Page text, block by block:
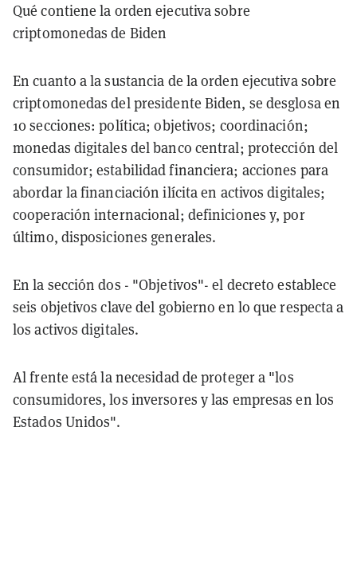
Qué contiene la orden ejecutiva sobre
criptomonedas de Biden
En cuanto a la sustancia de la orden ejecutiva sobre
criptomonedas del presidente Biden, se desglosa en
10 secciones: política; objetivos; coordinación;
monedas digitales del banco central; protección del
consumidor; estabilidad financiera; acciones para
abordar la financiación ilícita en activos digitales;
cooperación internacional; definiciones y, por
último, disposiciones generales.
En la sección dos - "Objetivos"- el decreto establece
seis objetivos clave del gobierno en lo que respecta a
los activos digitales.
Al frente está la necesidad de proteger a "los
consumidores, los inversores y las empresas en los
Estados Unidos".